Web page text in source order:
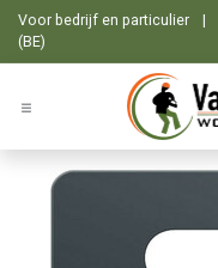
Overslaan naar inhoud
Voor bedrijf en particulier |
(BE)